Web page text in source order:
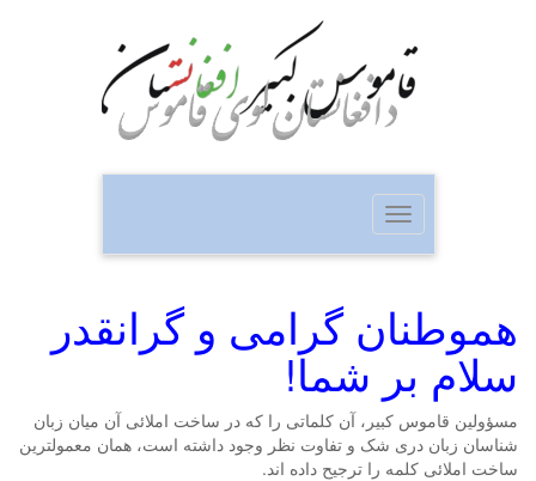
Toggle
navigation
هموطنان گرامی و گرانقدر
سلام بر شما!
مسؤولین قاموس کبیر، آن کلماتی را که در ساخت املائی آن میان زبان
شناسان زبان دری شک و تفاوت نظر وجود داشته است، همان معمولترین
ساخت املائی کلمه را ترجیح داده اند.